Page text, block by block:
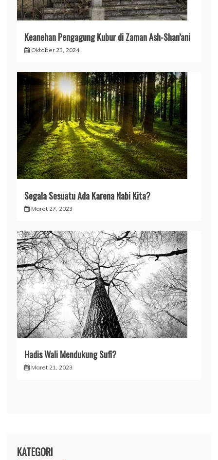
Keanehan Pengagung Kubur di Zaman Ash-Shan’ani
Oktober 23, 2024
Segala Sesuatu Ada Karena Nabi Kita?
Maret 27, 2023
Hadis Wali Mendukung Sufi?
Maret 21, 2023
KATEGORI